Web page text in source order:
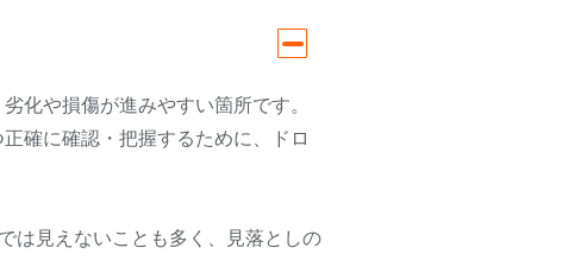
化や損傷が進みやすい箇所です。
確に確認・把握するために、ドロ
は見えないことも多く、見落としの